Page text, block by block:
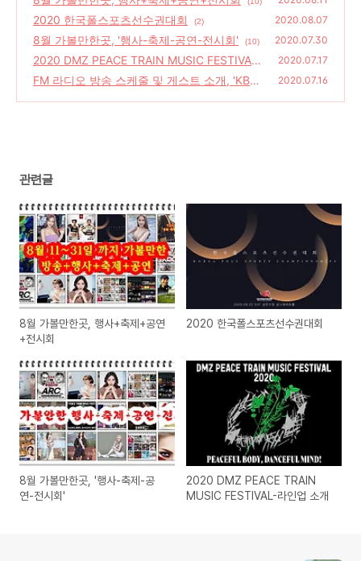
2020 한국폴스포츠선수권대회 (2) 2020.08.07
8월 가볼만한곳, '행사-축제-공연-전시회' (10) 2020.07.30
2020 DMZ PEACE TRAIN MUSIC FESTIVAL-
라인업 소개
(4)
2020.07.17
FM 라디오 방송 스케줄 및 게스트 소개, 'KBS
2020.07.16
관련글
8월 가볼만한곳, 행사+축제+공연
+전시회
2020 한국폴스포츠선수권대회
8월 가볼만한곳, '행사-축제-공
연-전시회'
2020 DMZ PEACE TRAIN
MUSIC FESTIVAL-라인업 소개